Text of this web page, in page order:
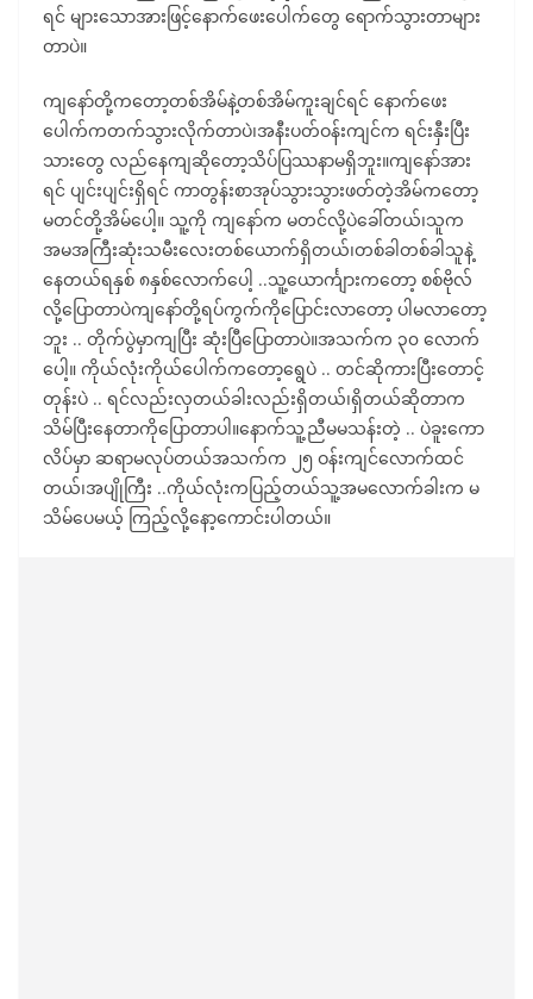
ရင် များသောအားဖြင့်နောက်ဖေးပေါက်တွေ ရောက်သွားတာများ
တာပဲ။
ကျနော်တို့ကတော့တစ်အိမ်နဲ့တစ်အိမ်ကူးချင်ရင် နောက်ဖေး
ပေါက်ကတက်သွားလိုက်တာပဲ၊အနီးပတ်ဝန်းကျင်က ရင်းနှီးပြီး
သားတွေ လည်နေကျဆိုတော့သိပ်ပြဿနာမရှိဘူး။ကျနော်အား
ရင် ပျင်းပျင်းရှိရင် ကာတွန်းစာအုပ်သွားသွားဖတ်တဲ့အိမ်ကတော့
မတင်တို့အိမ်ပေါ့။ သူ့ကို ကျနော်က မတင်လို့ပဲခေါ်တယ်၊သူက
အမအကြီးဆုံးသမီးလေးတစ်ယောက်ရှိတယ်၊တစ်ခါတစ်ခါသူနဲ့
နေတယ်ရနှစ် ၈နှစ်လောက်ပေါ့ ..သူ့ယောင်္ကျားကတော့ စစ်ဗိုလ်
လို့ပြောတာပဲကျနော်တို့ရပ်ကွက်ကိုပြောင်းလာတော့ ပါမလာတော့
ဘူး .. တိုက်ပွဲမှာကျပြီး ဆုံးပြီပြောတာပဲ။အသက်က ၃၀ လောက်
ပေါ့။ ကိုယ်လုံးကိုယ်ပေါက်ကတော့ရွေပဲ .. တင်ဆိုကားပြီးတောင့်
တုန်းပဲ .. ရင်လည်းလှတယ်ခါးလည်းရှိတယ်၊ရှိတယ်ဆိုတာက
သိမ်ပြီးနေတာကိုပြောတာပါ။နောက်သူ့ညီမမသန်းတဲ့ .. ပဲခူးကော
လိပ်မှာ ဆရာမလုပ်တယ်အသက်က ၂၅ ဝန်းကျင်လောက်ထင်
တယ်၊အပျိုကြီး ..ကိုယ်လုံးကပြည့်တယ်သူ့အမလောက်ခါးက မ
သိမ်ပေမယ့် ကြည့်လို့နော့ကောင်းပါတယ်။